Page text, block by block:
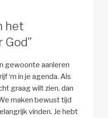
het
God”
gewoonte aanleren
‘m in je agenda. Als
graag wilt zien, dan
maken bewust tijd
vinden. Je hebt